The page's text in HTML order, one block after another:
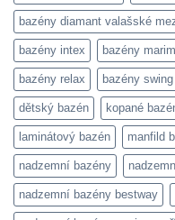
bazény diamant valašské
bazény intex bazény
bazény relax bazény swing
dětský bazén kopané
laminátový bazén manfild
nadzemní bazény
nadzemní bazény bestway